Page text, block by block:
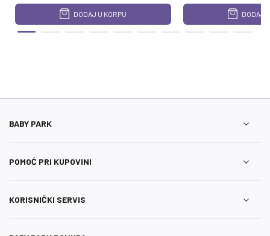
DODAJ U KORPU DODAJ
BABY PARK
POMOĆ PRI KUPOVINI
KORISNIČKI SERVIS